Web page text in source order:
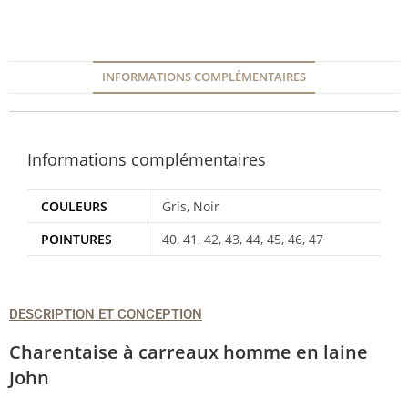
INFORMATIONS COMPLÉMENTAIRES
Informations complémentaires
COULEURS
Gris, Noir
POINTURES
40, 41, 42, 43, 44, 45, 46, 47
DESCRIPTION ET CONCEPTION
Charentaise à carreaux homme en laine
John